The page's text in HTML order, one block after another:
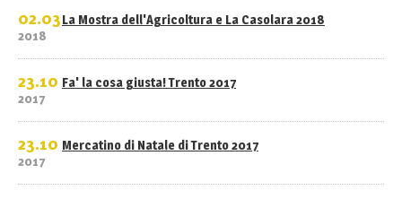
02.03
2018
La Mostra dell'Agricoltura e La Casolara 2018
23.10
2017
Fa' la cosa giusta! Trento 2017
23.10
2017
Mercatino di Natale di Trento 2017